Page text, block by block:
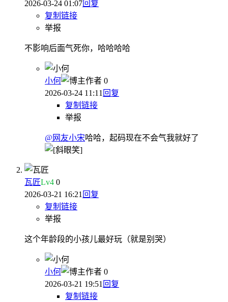
2026-03-24 01:07回复
复制链接
举报
不影响后面气死你，哈哈哈哈
小何 作者 0
2026-03-24 11:11 回复
复制链接
举报
@网友小宋哈哈，起码现在不会气我就好了
瓦匠Lv4 0
2026-03-21 16:21 回复
复制链接
举报
这个年龄段的小孩儿最好玩（就是别哭）
小何 作者 0
2026-03-21 19:51 回复
复制链接